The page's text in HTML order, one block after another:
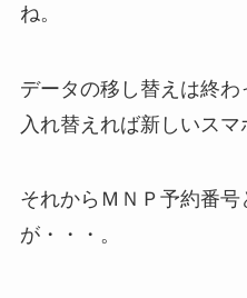
ね。
データの移し替えは終
入れ替えれば新しいスマ
それからＭＮＰ予約番号
が・・・。